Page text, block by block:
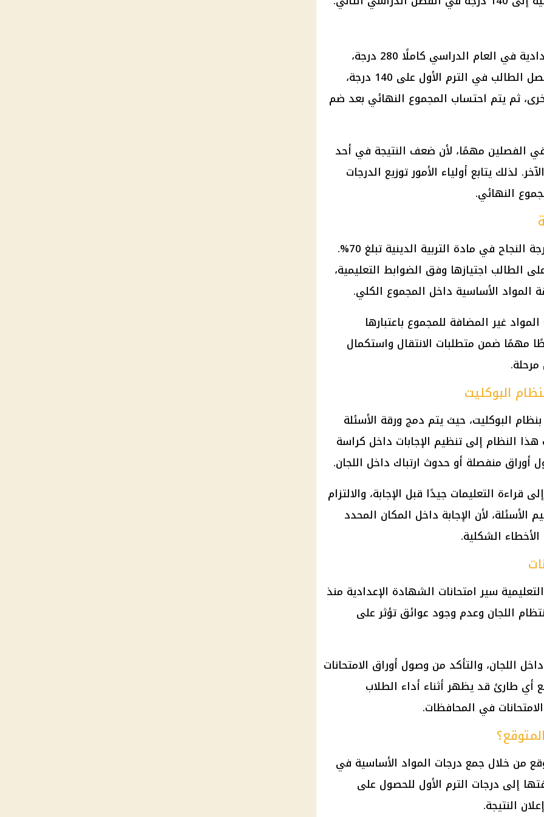
يبلغ المجموع الكلي للشهادة الإعدادية في العام الدراسي كاملًا 280 درجة،
موزعة بين الفصلين الدراسيين. ويحصل الطالب في الترم الأول على 140 درجة،
على 140 درجة أخرى، ثم يتم احتساب المجموع النهائي بعد ضم
الفصلين مهمًا، لأن ضعف النتيجة في أحد
لذلك يتابعأولياء الأمورتوزيع الدرجات
النهائي.
أن درجة النجاح في مادة التربية الدينية تبلغ 70%.
الطالب اجتيازها وفق الضوابط التعليمية،
الأساسية داخل المجموع الكلي.
المواد غير المضافة للمجموع باعتبارها
مهمًا ضمن متطلبات الانتقال واستكمال
البوكليت
البوكليت، حيث يتم دمج ورقة الأسئلة
النظام إلى تنظيم الإجابات داخل كراسة
أوراق منفصلة أو حدوث ارتباك داخل اللجان.
قراءة التعليمات جيدًا قبل الإجابة، والالتزام
لأن الإجابة داخل المكان المحدد
الشكلية.
سير امتحانات الشهادة الإعدادية منذ
اللجان وعدم وجود عوائق تؤثر على
اللجان، والتأكد من وصول أوراق الامتحانات
أي طارئ قد يظهر أثناء أداء الطلاب
في المحافظات.
من خلال جمع درجات المواد الأساسية في
درجة، ثم إضافتها إلى درجات الترم الأول للحصول على